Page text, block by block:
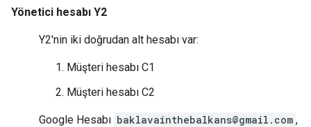
Yönetici hesabı Y2
Y2'nin iki doğrudan alt hesabı var:
Müşteri hesabı C1
Müşteri hesabı C2
Google Hesabı baklavainthebalkans@gmail.com ,